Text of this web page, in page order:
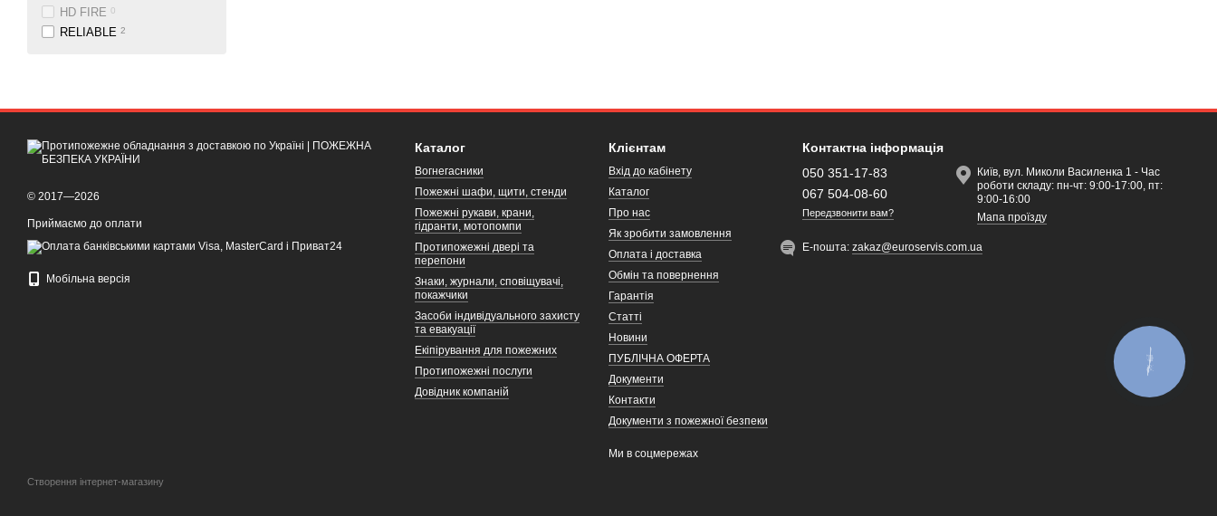
HD FIRE 0
RELIABLE 2
© 2017—2026
Приймаємо до оплати
Мобільна версія
Каталог
Вогнегасники
Пожежні шафи, щити, стенди
Пожежні рукави, крани,
гідранти, мотопомпи
Протипожежні двері та
перепони
Знаки, журнали, сповіщувачі,
покажчики
Засоби індивідуального захисту
та евакуації
Екіпірування для пожежних
Протипожежні послуги
Довідник компаній
Клієнтам
Вхід до кабінету
Каталог
Про нас
Як зробити замовлення
Оплата і доставка
Обмін та повернення
Гарантія
Статті
Новини
ПУБЛІЧНА ОФЕРТА
Документи
Контакти
Документи з пожежної безпеки
Ми в соцмережах
Контактна інформація
050 351-17-83
067 504-08-60
Передзвонити вам?
Київ, вул. Миколи Василенка 1 - Час
роботи складу: пн-чт: 9:00-17:00, пт:
9:00-16:00
Мапа проїзду
Е-пошта:zakaz@euroservis.com.ua
Створення інтернет-магазину
КНОПКА
ЗВ'ЯЗКУ